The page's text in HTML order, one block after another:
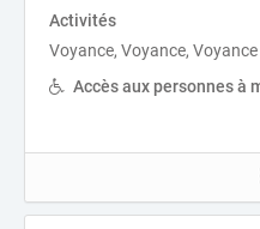
Activités
Voyance, Voyance,
Accès aux personnes à